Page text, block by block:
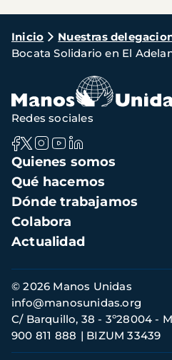
Ruta
de
navegación
Inicio Nuestras
Bocata Solidario en El
Navegación
principal
Quienes somos
Qué hacemos
Dónde trabajamos
Colabora
Actualidad
Redes sociales
Información
de
contacto
© 2026 Manos Unidas
C/ Barquillo, 38 - 3º28004 -
900 811 888
BIZUM 33439
info@manosunidas.org